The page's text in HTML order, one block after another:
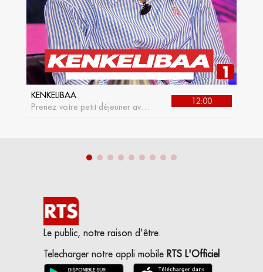
KENKELIBAA
Prenez votre petit déjeuner avec
12:00
Le public, notre raison d'être.
Telecharger notre appli mobile RTS L'Officiel